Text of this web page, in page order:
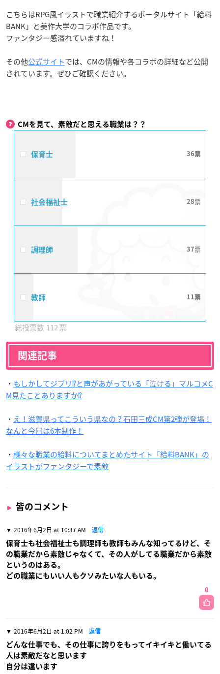
こちらはRPG風イラストで職業紹介するポータルサイト「給料
BANK」と美作大学のコラボ作品です。
ファンタジー感溢れていますね！
その他公式サイトでは、CMの情報や各コラボの詳細など公開
されています。ぜひご確認ください。
CMを見て、素敵だと思える職業は？？
保育士 36
社会福祉士 28
調理師 37
教師 11
112
関連記事
・ もしかしてジブリ⁉︎と声があがっている「泣ける」マルコメC
M見たことありますか⁉︎
・ え！滋賀県ってこういう県なの？石田三成CM第2弾が登場！
なんと今回は6本制作！
・ 様々な職業の給料についてまとめたサイト「給料BANK」の
イラストがファンタジーで素敵
皆のコメント
2016年6月2日 at 10:37 AM 返信
保育士も社会福祉士も調理師も教師もみんな知ってるけど、そ
の職業だから素敵じゃなくて、その人がしてる職業だから素敵
というのはある。
どの職業にもいい人もクソみたいな人もいる。
0
2016年6月2日 at 1:02 PM 返信
どんな仕事でも、その仕事に誇りをもってイキイキと働いてる
人は素敵だなと思います
自分は違います